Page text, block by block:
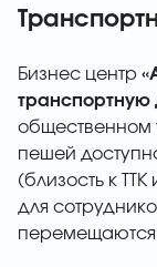
Бизнес центр
транспортную
общественном
пешей
(близость к
для